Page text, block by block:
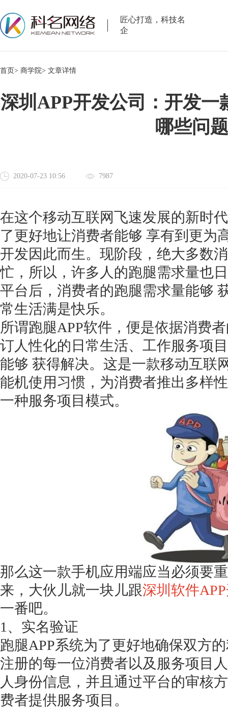
匠心打造，科技名
企
首页> 商学院> 文章详情
深圳APP开发公司：开发一
哪些问
2020-07-23 10:56 7987
在这个移动互联网飞速发展的新时
了更好地让消费者能够 享有到更为
开发因此而生。现阶段，绝大多数
忙，所以，许多人的跑腿需求量也
平台后，消费者的跑腿需求量能够
常生活满是快乐。
所谓跑腿APP软件，便是依据消费
订人性化的日常生活、工作服务项
能够 获得解决。这是一款移动互联
能机使用习惯，为消费者推出多样
一种服务项目模式。
那么这一款手机应用端应当必须要
来，大伙儿就一块儿跟深圳软件
一番吧。
1、实名验证
跑腿APP系统为了更好地确保双方
注册的每一位消费者以及服务项目
人身份信息，并且通过平台的审核
费者提供服务项目。
扫码添加[商务总监]沟通方案